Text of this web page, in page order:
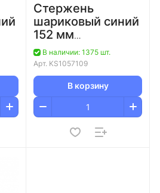
Стержень
шариковый синий
152 мм
Corvina/10/240
В наличии: 1375 шт.
Арт. KS1057109
В корзину